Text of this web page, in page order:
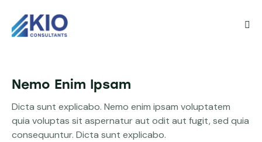
Nemo Enim Ipsam
Dicta sunt explicabo. Nemo enim ipsam voluptatem
quia voluptas sit aspernatur aut odit aut fugit, sed quia
consequuntur. Dicta sunt explicabo.